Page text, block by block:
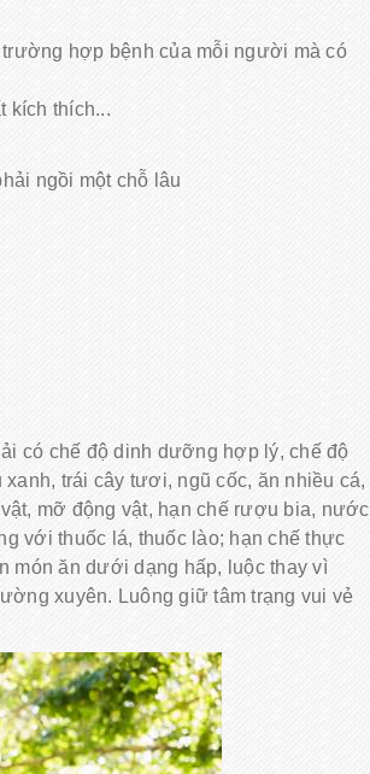
hợp bệnh của mỗi người mà có
kích thích...
ngồi một chỗ lâu
có chế độ dinh dưỡng hợp lý, chế độ
trái cây tươi, ngũ cốc, ăn nhiều cá,
mỡ động vật, hạn chế rượu bia, nước
với thuốc lá, thuốc lào; hạn chế thực
món ăn dưới dạng hấp, luộc thay vì
xuyên. Luông giữ tâm trạng vui vẻ